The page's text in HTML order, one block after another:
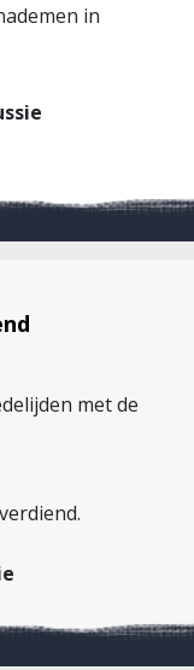
in
met de